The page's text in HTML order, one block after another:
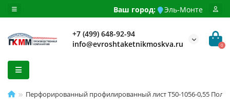
Ваш город: Эль-Монте
+7 (499) 648-92-94
info@evroshtaketnikmoskva.ru
0
Перфорированный профилированный лист Т50-1056-0,55